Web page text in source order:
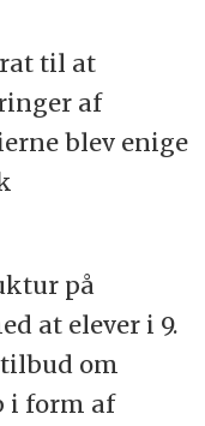
til at
af
blev enige
på
at elever i 9.
om
i form af